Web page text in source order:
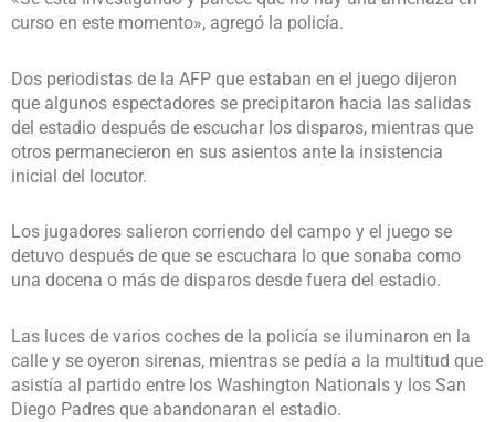
curso en este momento», agregó la policía.
Dos periodistas de la AFP que estaban en el juego dijeron
que algunos espectadores se precipitaron hacia las salidas
del estadio después de escuchar los disparos, mientras que
otros permanecieron en sus asientos ante la insistencia
inicial del locutor.
Los jugadores salieron corriendo del campo y el juego se
detuvo después de que se escuchara lo que sonaba como
una docena o más de disparos desde fuera del estadio.
Las luces de varios coches de la policía se iluminaron en la
calle y se oyeron sirenas, mientras se pedía a la multitud que
asistía al partido entre los Washington Nationals y los San
Diego Padres que abandonaran el estadio.